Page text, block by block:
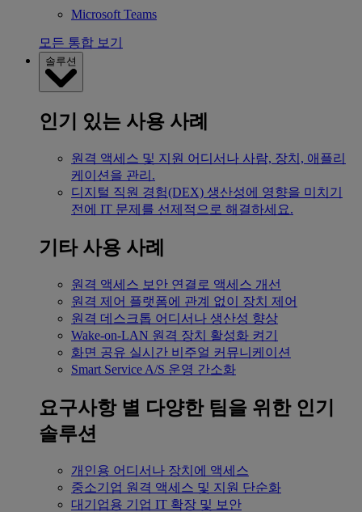
Microsoft Teams
모든 통합 보기
솔루션
인기 있는 사용 사례
원격 액세스 및 지원 어디서나 사람, 장치, 애플리
케이션을 관리.
디지털 직원 경험(DEX) 생산성에 영향을 미치기
전에 IT 문제를 선제적으로 해결하세요.
기타 사용 사례
원격 액세스 보안 연결로 액세스 개선
원격 제어 플랫폼에 관계 없이 장치 제어
원격 데스크톱 어디서나 생산성 향상
Wake-on-LAN 원격 장치 활성화 켜기
화면 공유 실시간 비주얼 커뮤니케이션
Smart Service A/S 운영 간소화
요구사항 별 다양한 팀을 위한 인기
솔루션
개인용 어디서나 장치에 액세스
중소기업 원격 액세스 및 지원 단순화
대기업용 기업 IT 확장 및 보안